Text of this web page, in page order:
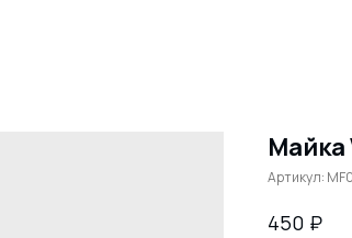
Майка
Артикул:
450 ₽